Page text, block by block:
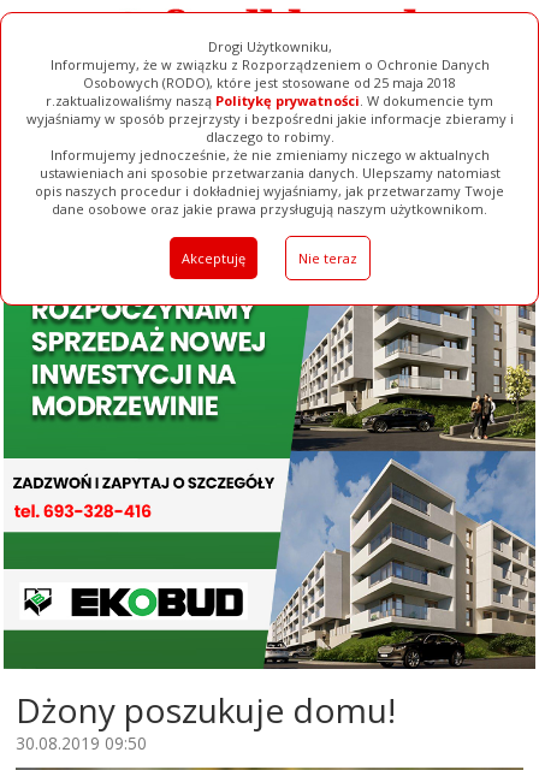
Drogi Użytkowniku,
Informujemy, że w związku z Rozporządzeniem o Ochronie Danych
Osobowych (RODO), które jest stosowane od 25 maja 2018
r.zaktualizowaliśmy naszą Politykę prywatności. W dokumencie tym
wyjaśniamy w sposób przejrzysty i bezpośredni jakie informacje zbieramy i
dlaczego to robimy.
Informujemy jednocześnie, że nie zmieniamy niczego w aktualnych
ustawieniach ani sposobie przetwarzania danych. Ulepszamy natomiast
opis naszych procedur i dokładniej wyjaśniamy, jak przetwarzamy Twoje
dane osobowe oraz jakie prawa przysługują naszym użytkownikom.
Akceptuję Nie teraz
Ogłoszenia Filmy Galerie Baza Firm Pełna Wersja
Dżony poszukuje domu!
30.08.2019 09:50